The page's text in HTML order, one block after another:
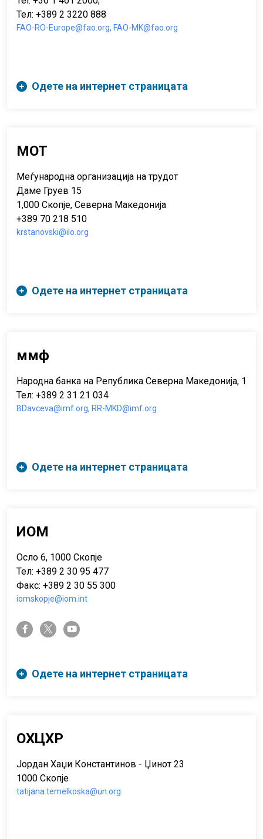
Тел: +389 2 3220 888
FAO-RO-Europe@fao.org, FAO-MK@fao.org
Одете на интернет страницата
МОТ
Меѓународна организација на трудот
Даме Груев 15
1,000 Скопје, Северна Македонија
+389 70 218 510
krstanovski@ilo.org
Одете на интернет страницата
ммф
Народна банка на Република Северна Македонија, 1
Тел: +389 2 31 21 034
BDavceva@imf.org, RR-MKD@imf.org
Одете на интернет страницата
ИОМ
Осло 6, 1000 Скопје
Тел: +389 2 30 95 477
Факс: +389 2 30 55 300
iomskopje@iom.int
facebook-ftwitter-xyoutube
Одете на интернет страницата
ОХЦХР
Јордан Хаџи Константинов - Џинот 23
1000 Скопје
tatijana.temelkoska@un.org